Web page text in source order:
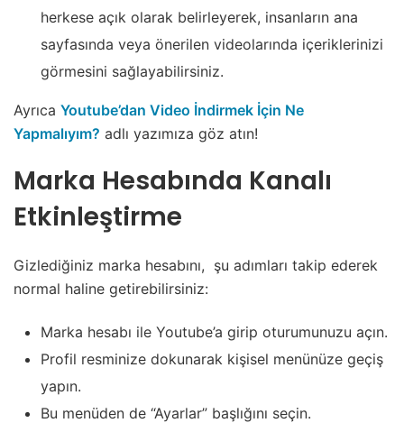
herkese açık olarak belirleyerek, insanların ana
sayfasında veya önerilen videolarında içeriklerinizi
görmesini sağlayabilirsiniz.
Ayrıca Youtube’dan Video İndirmek İçin Ne
Yapmalıyım? adlı yazımıza göz atın!
Marka Hesabında Kanalı
Etkinleştirme
Gizlediğiniz marka hesabını, şu adımları takip ederek
normal haline getirebilirsiniz:
Marka hesabı ile Youtube’a girip oturumunuzu açın.
Profil resminize dokunarak kişisel menünüze geçiş
yapın.
Bu menüden de “Ayarlar” başlığını seçin.